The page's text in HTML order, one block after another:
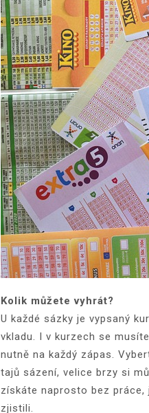
Kolik můžete vyhrát?
U každé sázky je vypsaný
vkladu. I v kurzech se
nutně na každý zápas.
tajů sázení, velice brzy si
získáte naprosto bez
zjistili.